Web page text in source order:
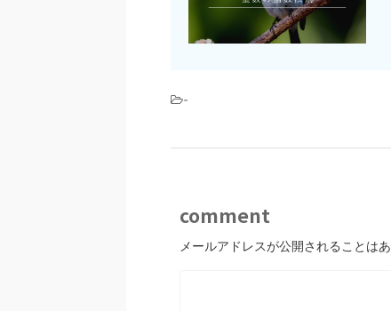
-
comment
メールアドレスが公開されることはあ